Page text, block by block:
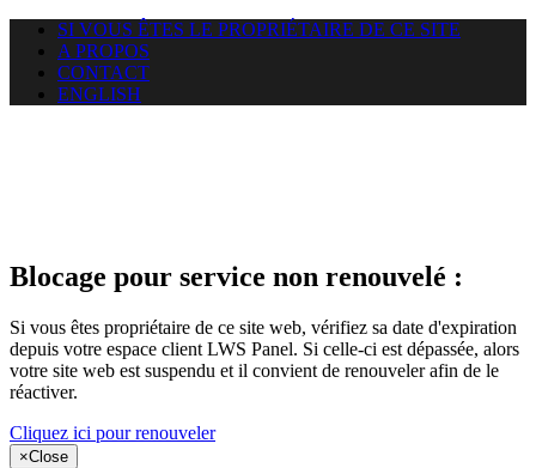
SI VOUS ÊTES LE PROPRIÉTAIRE DE CE SITE
A PROPOS
CONTACT
ENGLISH
Blocage pour service non renouvelé :
Si vous êtes propriétaire de ce site web, vérifiez sa date d'expiration
depuis votre espace client LWS Panel. Si celle-ci est dépassée, alors
votre site web est suspendu et il convient de renouveler afin de le
réactiver.
Cliquez ici pour renouveler
×Close